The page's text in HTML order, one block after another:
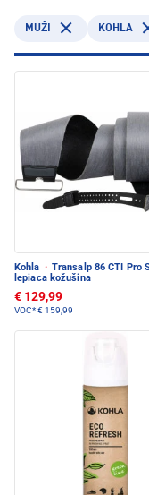
MUŽI KOHLA
Kohla · Transalp 86 CTI Pro
lepiaca kožušina
€ 129,99
VOC*€ 159,99